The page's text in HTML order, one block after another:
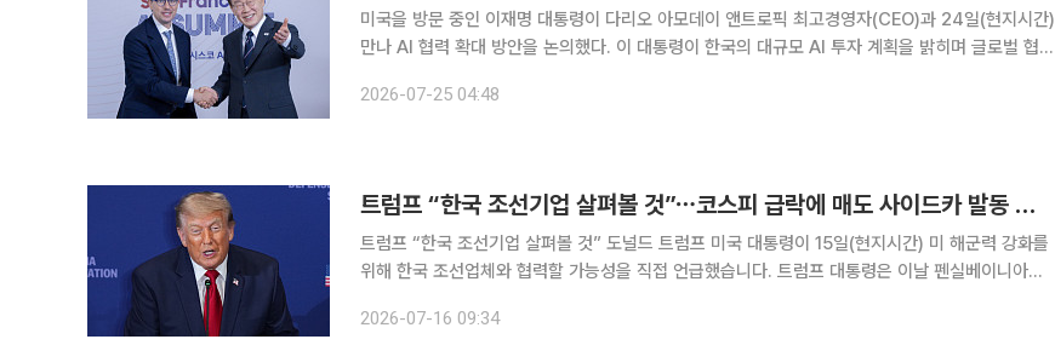
미국을 방문 중인 이재명 대통령이 다리오 아모데이 앤트로픽 최고경영자(CEO)과 24일(현지시간)
만나 AI 협력 확대 방안을 논의했다. 이 대통령이 한국의 대규모 AI 투자 계획을 밝히며 글로벌 협력
2026-07-25 04:48
트럼프 “한국 조선기업 살펴볼 것”⋯코스피 급락에 매도 사이드카 발동 外 [오늘의 주요뉴스]
트럼프 “한국 조선기업 살펴볼 것” 도널드 트럼프 미국 대통령이 15일(현지시간) 미 해군력 강화를
위해 한국 조선업체와 협력할 가능성을 직접 언급했습니다. 트럼프 대통령은 이날 펜실베이니아주
펴보게 될 것”이라고 말했습니다. 미국 밖에서 건조된 선박 일부를
2026-07-16 09:34